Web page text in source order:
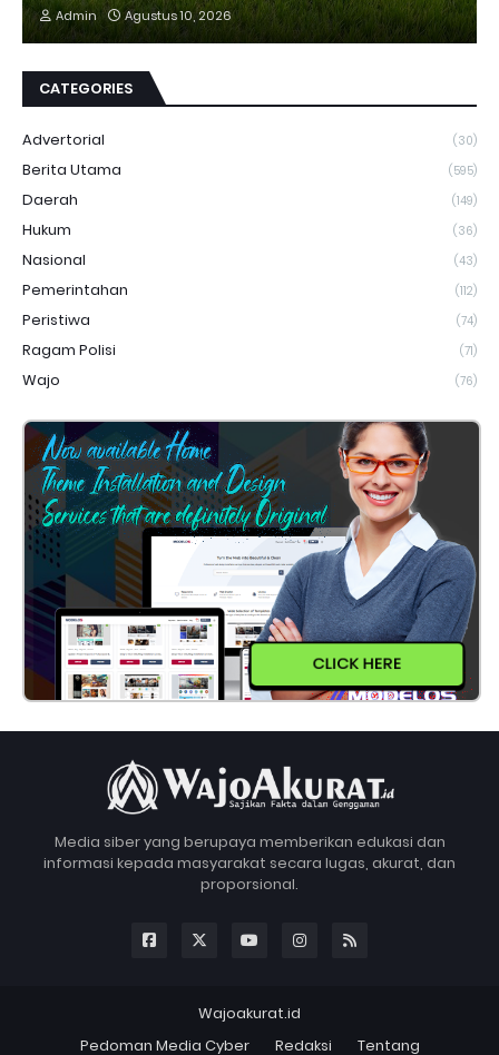
Admin Agustus 10, 2026
CATEGORIES
Advertorial (30)
Berita Utama (595)
Daerah (149)
Hukum (36)
Nasional (43)
Pemerintahan (112)
Peristiwa (74)
Ragam Polisi (71)
Wajo (76)
CLICK HERE
Media siber yang berupaya memberikan edukasi dan
informasi kepada masyarakat secara lugas, akurat, dan
proporsional.
Wajoakurat.id
Pedoman Media Cyber
Redaksi Tentang